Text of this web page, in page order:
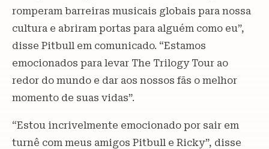
romperam barreiras musicais globais para nossa
cultura e abriram portas para alguém como eu”,
disse Pitbull em comunicado. “Estamos
emocionados para levar The Trilogy Tour ao
redor do mundo e dar aos nossos fãs o melhor
momento de suas vidas”.
“Estou incrivelmente emocionado por sair em
turnê com meus amigos Pitbull e Ricky”, disse